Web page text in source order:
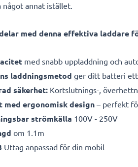
något annat istället.
med denna effektiva laddare
med snabb uppladdning och
laddningsmetod ger ditt batteri
säkerhet: Kortslutnings-,
med ergonomisk design – perfekt
strömkälla 100V - 250V
om 1.1m
Uttag anpassad för din mobil